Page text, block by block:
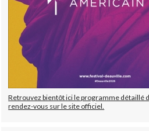
Retrouvez bientôt ici le programme détaillé
rendez-vous sur le site officiel.